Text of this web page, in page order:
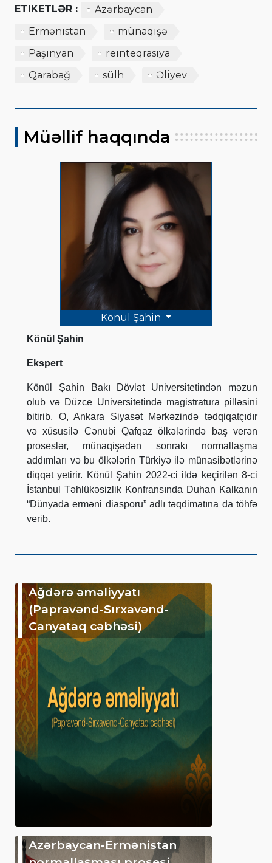
ETIKETLƏR :
Azərbaycan
Ermənistan
münaqişə
Paşinyan
reinteqrasiya
Qarabağ
sülh Əliyev
Müəllif haqqında
Könül Şahin
Könül Şahin
Ekspert
Könül Şahin Bakı Dövlət Universitetindən məzun
olub və Düzce Universitetində magistratura pilləsini
bitirib. O, Ankara Siyasət Mərkəzində tədqiqatçıdır
və xüsusilə Cənubi Qafqaz ölkələrində baş verən
proseslər, münaqişədən sonrakı normallaşma
addımları və bu ölkələrin Türkiyə ilə münasibətlərinə
diqqət yetirir. Könül Şahin 2022-ci ildə keçirilən 8-ci
İstanbul Təhlükəsizlik Konfransında Duhan Kalkanın
“Dünyada erməni diasporu” adlı təqdimatına da töhfə
verib.
Ağdərə əməliyyatı
(Papravənd-Sırxavənd-
Canyataq cəbhəsi)
Azərbaycan-Ermənistan